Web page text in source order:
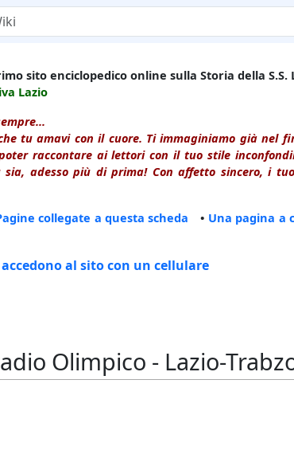
sito enciclopedico online sulla Storia della S.S.
Lazio
tu amavi con il cuore. Ti immaginiamo già nel
raccontare ai lettori con il tuo stile
adesso più di prima! Con affetto sincero, i
collegate a questa scheda • Una pagina a
al sito con un cellulare
Olimpico - Lazio-